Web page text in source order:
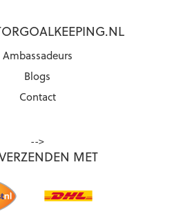
Ambassadeurs
Blogs
Contact
-->
MET